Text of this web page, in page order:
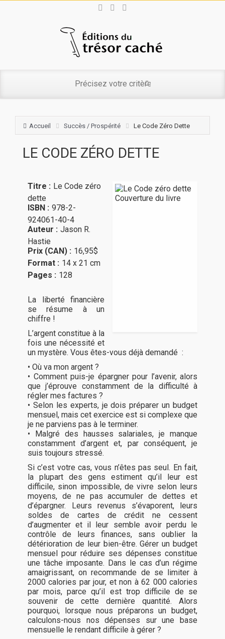
Accueil Succès / Prospérité Le Code Zéro Dette
LE CODE ZÉRO DETTE
Titre : Le Code zéro
dette
ISBN : 978-2-
924061-40-4
Auteur : Jason R.
Hastie
Prix (CAN) : 16,95$
Format : 14 x 21 cm
Pages : 128
La liberté financière
se résume à un
chiffre !
L’argent constitue à la
fois une nécessité et
un mystère. Vous êtes-vous déjà demandé :
• Où va mon argent ?
• Comment puis-je épargner pour l’avenir, alors
que j’éprouve constamment de la difficulté à
régler mes factures ?
• Selon les experts, je dois préparer un budget
mensuel, mais cet exercice est si complexe que
je ne parviens pas à le terminer.
• Malgré des hausses salariales, je manque
constamment d’argent et, par conséquent, je
suis toujours stressé.
Si c’est votre cas, vous n’êtes pas seul. En fait,
la plupart des gens estiment qu’il leur est
difficile, sinon impossible, de vivre selon leurs
moyens, de ne pas accumuler de dettes et
d’épargner. Leurs revenus s’évaporent, leurs
soldes de cartes de crédit ne cessent
d’augmenter et il leur semble avoir perdu le
contrôle de leurs finances, sans oublier la
détérioration de leur bien-être. Gérer un budget
mensuel pour réduire ses dépenses constitue
une tâche imposante. Dans le cas d’un régime
amaigrissant, on recommande de se limiter à
2000 calories par jour, et non à 62 000 calories
par mois, parce qu’il est trop difficile de se
souvenir de cette dernière quantité. Alors
pourquoi, lorsque nous préparons un budget,
calculons-nous nos dépenses sur une base
mensuelle le rendant difficile à gérer ?